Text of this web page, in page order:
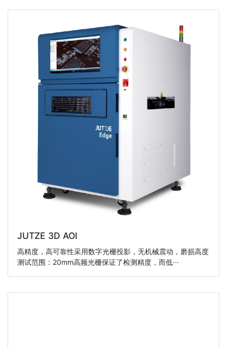
JUTZE 3D AOI
高精度，高可靠性采用数字光栅投影，无机械震动，磨损高度
测试范围：20mm高频光栅保证了检测精度，而低···